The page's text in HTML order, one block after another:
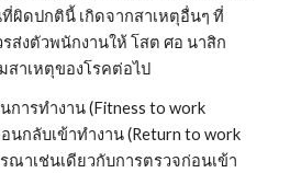
ผิดปกตินี้ เกิดจากสาเหตุอื่นๆ ที่
ส่งตัวพนักงานให้ โสต ศอ นาสิก
สาเหตุของโรคต่อไป
ารทำงาน (Fitness to work
นกลับเข้าทำงาน (Return to work
ณาเช่นเดียวกับการตรวจก่อนเข้า